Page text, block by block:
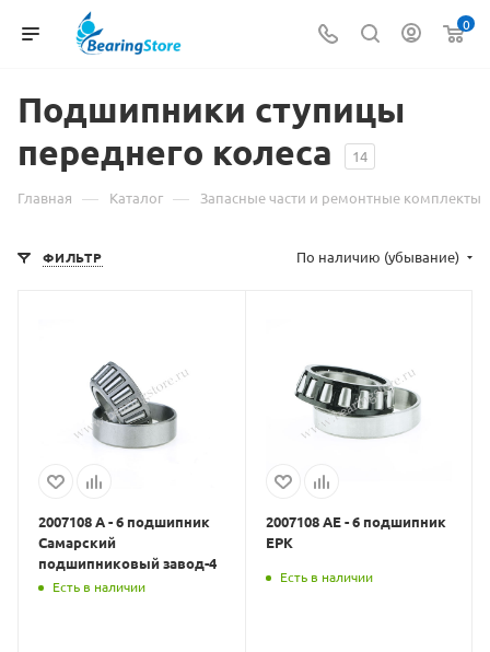
0
Подшипники ступицы
переднего колеса
14
Главная — Каталог — Запасные части и ремонтные комплекты
ФИЛЬТР По наличию (убывание)
2007108 А - 6 подшипник
Самарский
подшипниковый завод-4
Есть в наличии
2007108 АЕ - 6 подшипник
EPK
Есть в наличии